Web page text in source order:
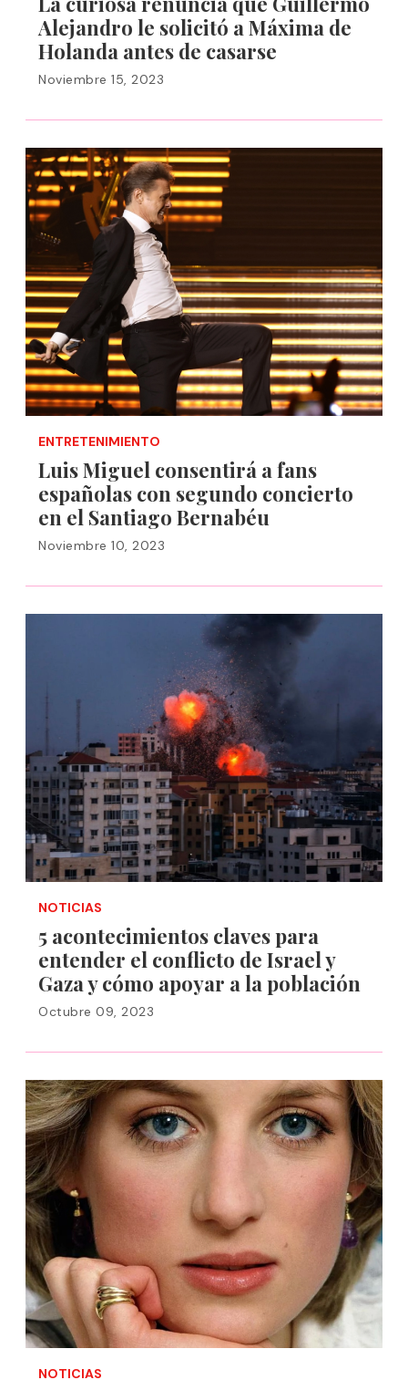
Alejandro le solicitó a Máxima de
Holanda antes de casarse
Noviembre 15, 2023
ENTRETENIMIENTO
Luis Miguel consentirá a fans
españolas con segundo concierto
en el Santiago Bernabéu
Noviembre 10, 2023
NOTICIAS
5 acontecimientos claves para
entender el conflicto de Israel y
Gaza y cómo apoyar a la población
Octubre 09, 2023
NOTICIAS